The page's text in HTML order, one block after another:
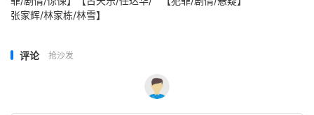
张家辉/林家栋/林雪】
评论 抢沙发